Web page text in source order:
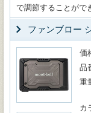
で調節することがで
ファンブロー
価
品
重
カ